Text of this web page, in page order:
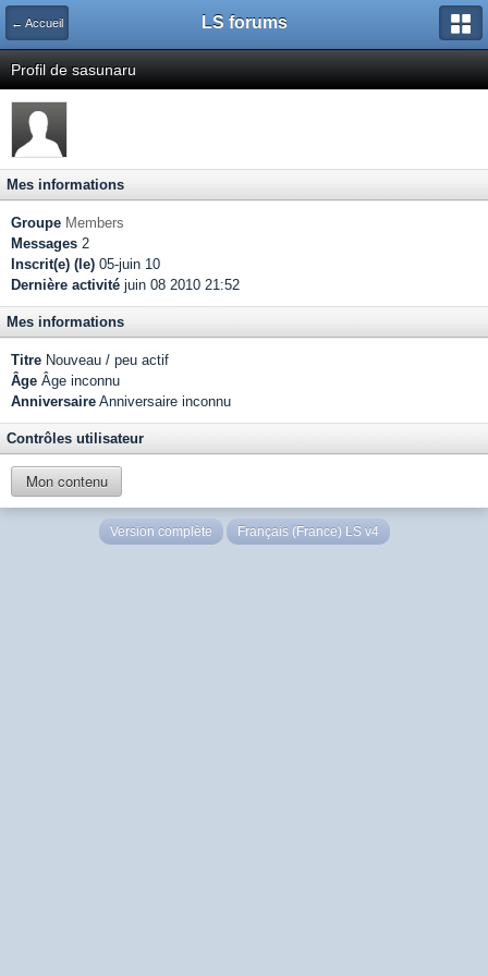
← Accueil LS forums
Profil de sasunaru
Mes informations
Groupe Members
Messages 2
Inscrit(e) (le) 05-juin 10
Dernière activité juin 08 2010 21:52
Mes informations
Titre Nouveau / peu actif
Âge Âge inconnu
Anniversaire Anniversaire inconnu
Contrôles utilisateur
Mon contenu
Version complète Français (France) LS v4